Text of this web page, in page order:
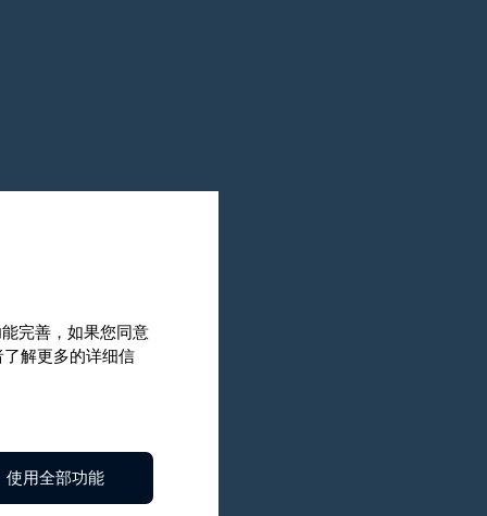
完善，如果您同意
解更多的详细信
使用全部功能